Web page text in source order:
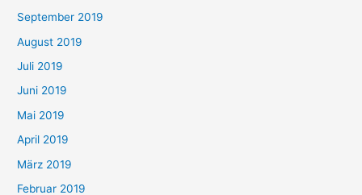
September 2019
August 2019
Juli 2019
Juni 2019
Mai 2019
April 2019
März 2019
Februar 2019